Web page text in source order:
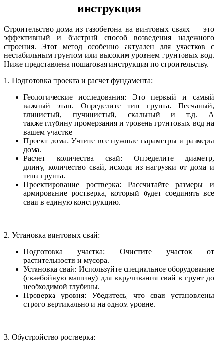
инструкция
Строительство дома из газобетона на винтовых сваях — это
эффективный и быстрый способ возведения надежного
строения. Этот метод особенно актуален для участков с
нестабильным грунтом или высоким уровнем грунтовых вод.
Ниже представлена пошаговая инструкция по строительству.
1. Подготовка проекта и расчет фундамента:
Геологические исследования: Это первый и самый
важный этап. Определите тип грунта: Песчаный,
глинистый, пучинистый, скальный и т.д. А
также глубину промерзания и уровень грунтовых вод на
вашем участке.
Проект дома: Учтите все нужные параметры и размеры
дома.
Расчет количества свай: Определите диаметр,
длину, количество свай, исходя из нагрузки от дома и
типа грунта.
Проектирование ростверка: Рассчитайте размеры и
армирование ростверка, который будет соединять все
сваи в единую конструкцию.
2. Установка винтовых свай:
Подготовка участка: Очистите участок от
растительности и мусора.
Установка свай: Используйте специальное оборудование
(сваебойную машину) для вкручивания свай в грунт до
необходимой глубины.
Проверка уровня: Убедитесь, что сваи установлены
строго вертикально и на одном уровне.
3. Обустройство ростверка: